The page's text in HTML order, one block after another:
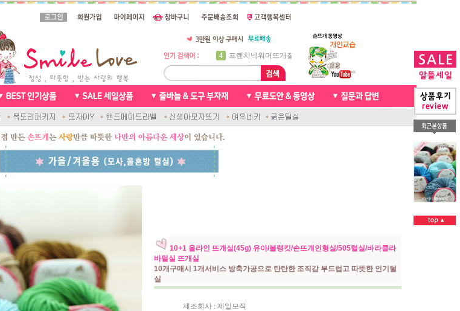
5
비니방울모자 동영상
6
꽈배기목도리
7
천연가죽 핸드메이드라벨
8
신생아모자뜨기
10
손뜨개인형
1
자라무늬 목도리뜨기
2
10+1 울라인 뜨개실(45g) 유아/블랭킷/손뜨개인형실/505털실/바라클라
바털실 뜨개실
10개구매시 1개서비스 방축가공으로 탄탄한 조직감 부드럽고 따뜻한 인기털
실
제조회사 : 제일모직